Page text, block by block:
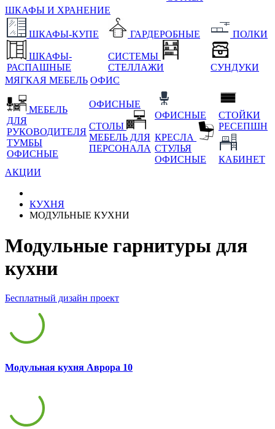
ШКАФЫ И ХРАНЕНИЕ
ШКАФЫ-КУПЕ
ШКАФЫ-
РАСПАШНЫЕ
ГАРДЕРОБНЫЕ
СИСТЕМЫ
СТЕЛЛАЖИ
ПОЛКИ
СУНДУКИ
МЯГКАЯ МЕБЕЛЬ ОФИС
МЕБЕЛЬ
ДЛЯ
РУКОВОДИТЕЛЯ
ТУМБЫ
ОФИСНЫЕ
ОФИСНЫЕ
СТОЛЫ
МЕБЕЛЬ ДЛЯ
ПЕРСОНАЛА
ОФИСНЫЕ
КРЕСЛА
СТУЛЬЯ
ОФИСНЫЕ
СТОЙКИ
РЕСЕПШН
КАБИНЕТ
АКЦИИ
КУХНЯ
МОДУЛЬНЫЕ КУХНИ
Модульные гарнитуры для
кухни
Бесплатный дизайн проект
Модульная кухня Аврора 10